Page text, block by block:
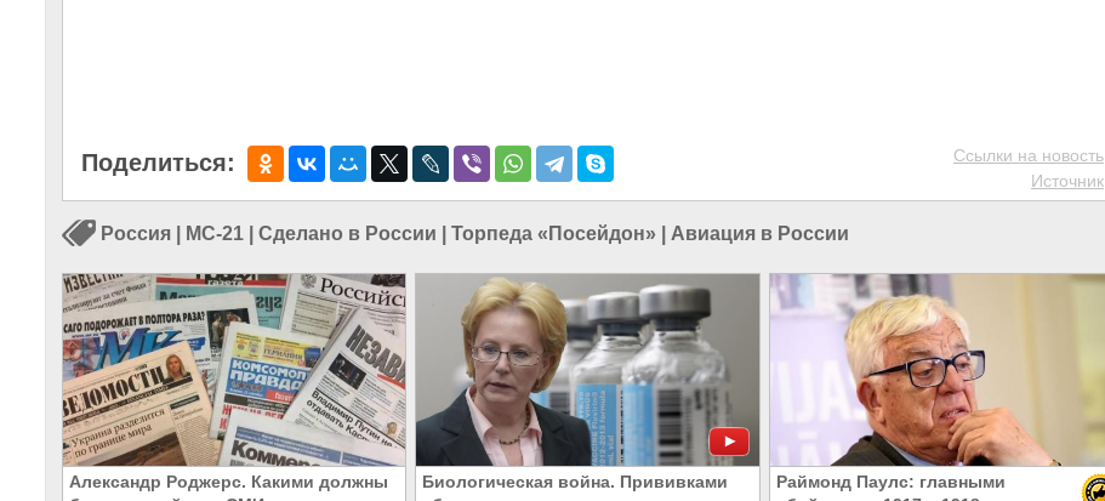
Поделиться:
Ссылки на новость
Источник
Россия МС-21 Сделано в России Торпеда «Посейдон» Авиация в России
Александр Роджерс. Какими должны
Биологическая война. Прививками
Раймонд Паулс: главными